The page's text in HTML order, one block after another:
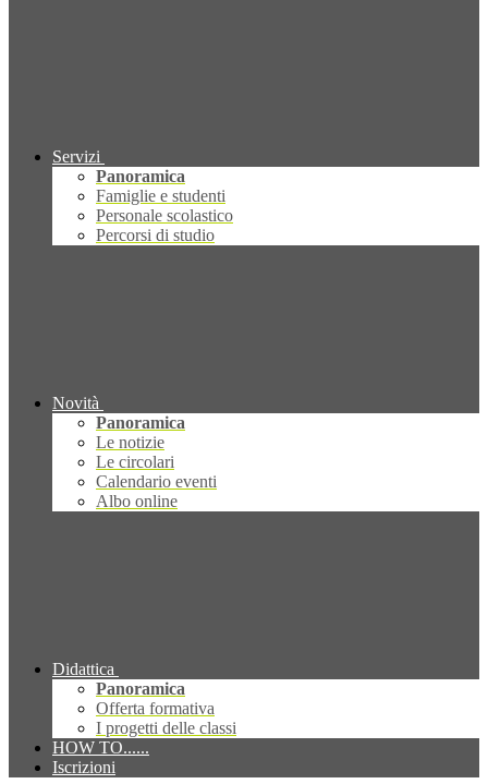
Servizi
Panoramica
Famiglie e studenti
Personale scolastico
Percorsi di studio
Novità
Panoramica
Le notizie
Le circolari
Calendario eventi
Albo online
Didattica
Panoramica
Offerta formativa
I progetti delle classi
HOW TO......
Iscrizioni